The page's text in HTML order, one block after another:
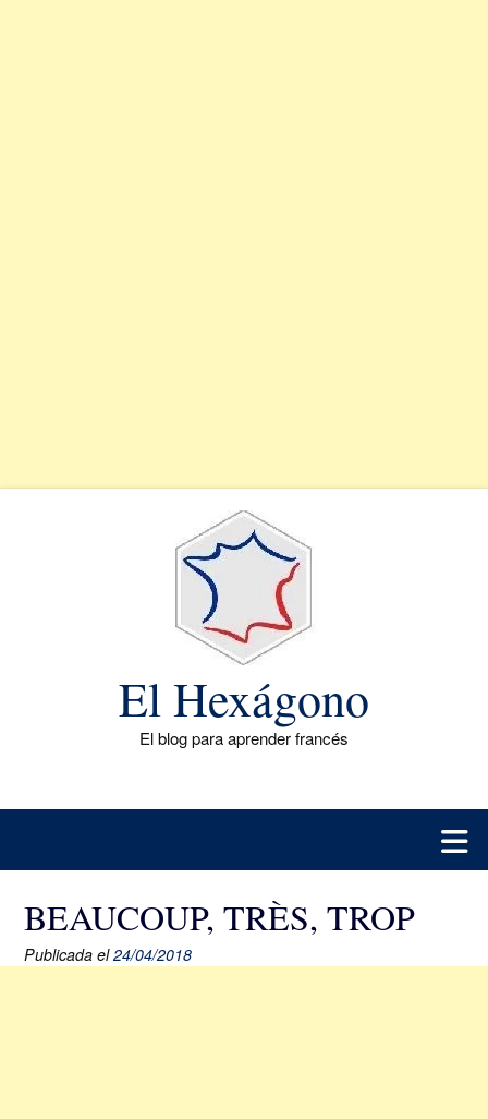
El Hexágono
El blog para aprender francés
BEAUCOUP, TRÈS, TROP
Publicada el24/04/2018